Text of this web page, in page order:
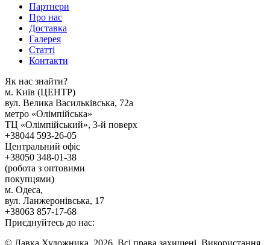
Партнери
Про нас
Доставка
Галерея
Статтi
Контакти
Як наc знайти?
м. Киïв (ЦЕНТР)
вул. Велика Васильківська, 72а
метро «Олімпійська»
ТЦ «Олімпійський», 3-й поверх
+38044 593-26-05
Центральний офіс
+38050 348-01-38
(робота з оптовими
покупцями)
м. Одеса,
вул. Ланжеронівська, 17
+38063 857-17-68
Приєднуйтесь до нас:
© Лавка Художника, 2026. Всі права захищені. Використання